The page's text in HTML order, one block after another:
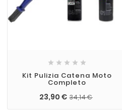
    
Kit Pulizia Catena Moto
Completo
23,90 € 34,14 €